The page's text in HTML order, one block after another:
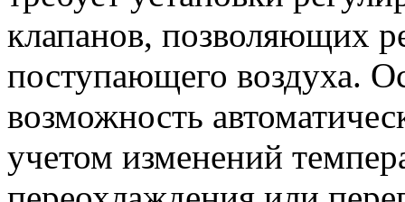
клапанов, позволяющих
поступающего воздуха.
возможность
учетом изменений